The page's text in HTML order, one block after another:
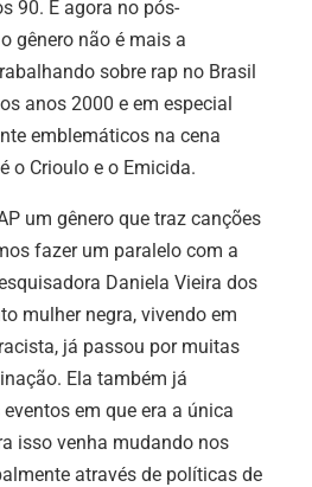
90. E agora no pós-
gênero não é mais a
sobre rap no Brasil
anos 2000 e em especial
emblemáticos na cena
o Crioulo e o Emicida.
um gênero que traz canções
fazer um paralelo com a
Daniela Vieira dos
mulher negra, vivendo em
já passou por muitas
Ela também já
em que era a única
isso venha mudando nos
através de políticas de